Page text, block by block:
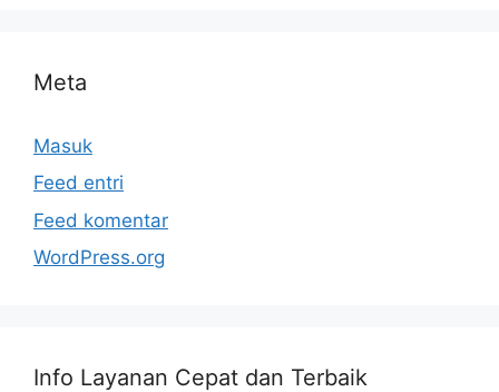
Meta
Masuk
Feed entri
Feed komentar
WordPress.org
Info Layanan Cepat dan Terbaik